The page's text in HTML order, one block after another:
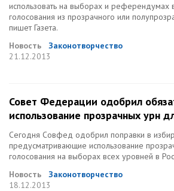
использовать на выборах и
голосования из прозрачного или
пишет Газета.
Новость
Законотворчество
21.12.2013
Совет Федерации одобрил
использование прозрачных урн
Сегодня Совфед одобрил поправки в
предусматривающие использование
голосования на выборах всех уровней в
Новость
Законотворчество
18.12.2013